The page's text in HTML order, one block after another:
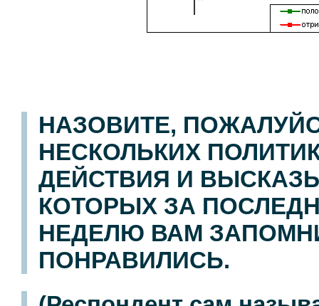
НАЗОВИТЕ,
НЕСКОЛЬКИХ
ДЕЙСТВИЯ И
КОТОРЫХ ЗА
НЕДЕЛЮ ВАМ
ПОНРАВИЛИСЬ.